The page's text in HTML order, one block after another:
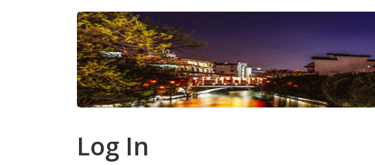
Log In